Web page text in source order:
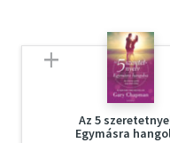
Az 5
Egymásra